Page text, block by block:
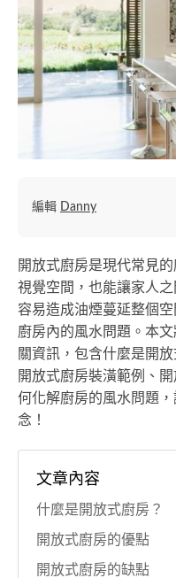
開放式廚房是現代常見
視覺空間，也能讓家人
容易造成油煙蔓延整個
廚房內的風水問題。本
關資訊，包含什麼是開
開放式廚房裝潢範例、
何化解廚房的風水問題
念！
編輯 Danny
文章內容
什麼是開放式廚房？
開放式廚房的優點
開放式廚房的缺點